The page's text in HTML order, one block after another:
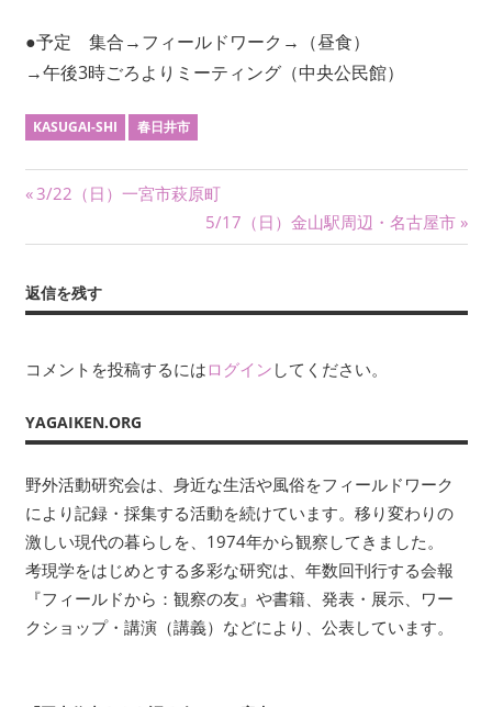
採
集
る
活
動
を
け
い
考
学
は
じ
め
と
す
る
多
●予定 集合→フィールドワーク→（昼食）
→午後3時ごろよりミーティング（中央公民館）
KASUGAI-SHI 春日井市
投
稿
ナ
ビ
ゲ
ー
シ
ョ
ン
前
記
3/22（日）一宮市萩原町
次
の
事:
5/17（日）金山駅周辺・名古屋市
返信を残す
コメントを投稿するには ログイン してください。
YAGAIKEN.ORG
野外活動研究会は、身近な生活や風俗をフィールドワーク
により記録・採集する活動を続けています。移り変わりの
激しい現代の暮らしを、1974年から観察してきました。
考現学をはじめとする多彩な研究は、年数回刊行する会報
『フィールドから：観察の友』や書籍、発表・展示、ワー
クショップ・講演（講義）などにより、公表しています。